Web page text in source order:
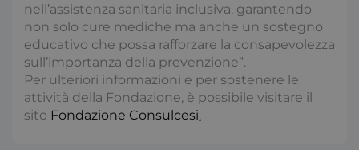
nell’assistenza sanitaria inclusiva, garantendo
non solo cure mediche ma anche un sostegno
educativo che possa rafforzare la consapevolezza
sull’importanza della prevenzione”.
Per ulteriori informazioni e per sostenere le
attività della Fondazione, è possibile visitare il
sito Fondazione Consulcesi.
__cf_bm
Cloudflare Inc.
.hs-analytics.net